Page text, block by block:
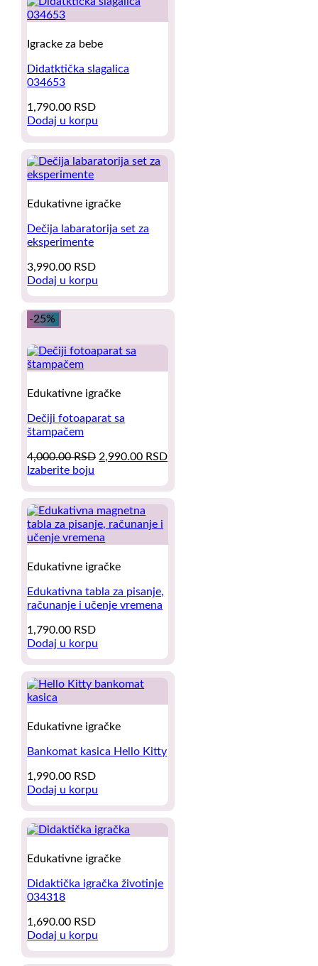
Igracke za bebe
Didatktička slagalica
034653
1,790.00 RSD
Dodaj u korpu
Edukativne igračke
Dečija labaratorija set za
eksperimente
3,990.00 RSD
Dodaj u korpu
-25%
Edukativne igračke
Dečiji fotoaparat sa
štampačem
4,000.00RSD Original
4,000.00 RSD.
2,990.00 RSDCurrent
is:
2,990.00 RSD.
Izaberite boju
This
product
has
multiple
variants.
options
be
chosen
the
product
page
Edukativne igračke
Edukativna tabla za pisanje,
računanje i učenje vremena
1,790.00 RSD
Dodaj u korpu
Edukativne igračke
Bankomat kasica Hello Kitty
1,990.00 RSD
Dodaj u korpu
Edukativne igračke
Didaktička igračka životinje
034318
1,690.00 RSD
Dodaj u korpu